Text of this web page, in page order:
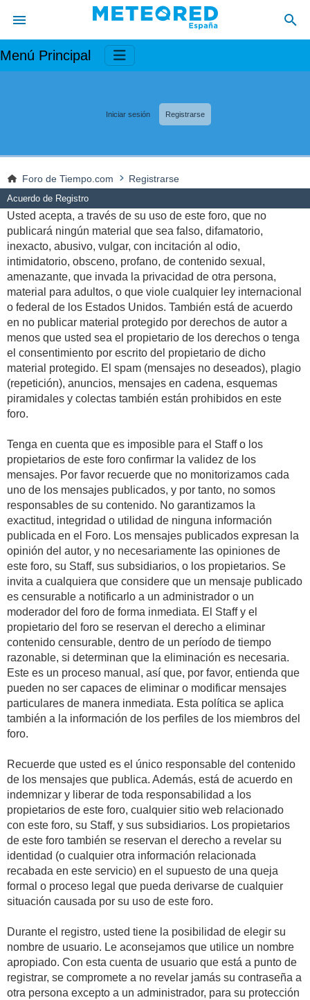
Menú Principal
Iniciar sesión Registrarse
Foro de Tiempo.com Registrarse
Acuerdo de Registro
Usted acepta, a través de su uso de este foro, que no
publicará ningún material que sea falso, difamatorio,
inexacto, abusivo, vulgar, con incitación al odio,
intimidatorio, obsceno, profano, de contenido sexual,
amenazante, que invada la privacidad de otra persona,
material para adultos, o que viole cualquier ley internacional
o federal de los Estados Unidos. También está de acuerdo
en no publicar material protegido por derechos de autor a
menos que usted sea el propietario de los derechos o tenga
el consentimiento por escrito del propietario de dicho
material protegido. El spam (mensajes no deseados), plagio
(repetición), anuncios, mensajes en cadena, esquemas
piramidales y colectas también están prohibidos en este
foro.
Tenga en cuenta que es imposible para el Staff o los
propietarios de este foro confirmar la validez de los
mensajes. Por favor recuerde que no monitorizamos cada
uno de los mensajes publicados, y por tanto, no somos
responsables de su contenido. No garantizamos la
exactitud, integridad o utilidad de ninguna información
publicada en el Foro. Los mensajes publicados expresan la
opinión del autor, y no necesariamente las opiniones de
este foro, su Staff, sus subsidiarios, o los propietarios. Se
invita a cualquiera que considere que un mensaje publicado
es censurable a notificarlo a un administrador o un
moderador del foro de forma inmediata. El Staff y el
propietario del foro se reservan el derecho a eliminar
contenido censurable, dentro de un período de tiempo
razonable, si determinan que la eliminación es necesaria.
Este es un proceso manual, así que, por favor, entienda que
pueden no ser capaces de eliminar o modificar mensajes
particulares de manera inmediata. Esta política se aplica
también a la información de los perfiles de los miembros del
foro.
Recuerde que usted es el único responsable del contenido
de los mensajes que publica. Además, está de acuerdo en
indemnizar y liberar de toda responsabilidad a los
propietarios de este foro, cualquier sitio web relacionado
con este foro, su Staff, y sus subsidiarios. Los propietarios
de este foro también se reservan el derecho a revelar su
identidad (o cualquier otra información relacionada
recabada en este servicio) en el supuesto de una queja
formal o proceso legal que pueda derivarse de cualquier
situación causada por su uso de este foro.
Durante el registro, usted tiene la posibilidad de elegir su
nombre de usuario. Le aconsejamos que utilice un nombre
apropiado. Con esta cuenta de usuario que está a punto de
registrar, se compromete a no revelar jamás su contraseña a
otra persona excepto a un administrador, para su protección